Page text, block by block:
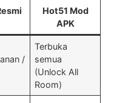
Hot51 Mod
APK
/
Terbuka
semua
(Unlock All
Room)